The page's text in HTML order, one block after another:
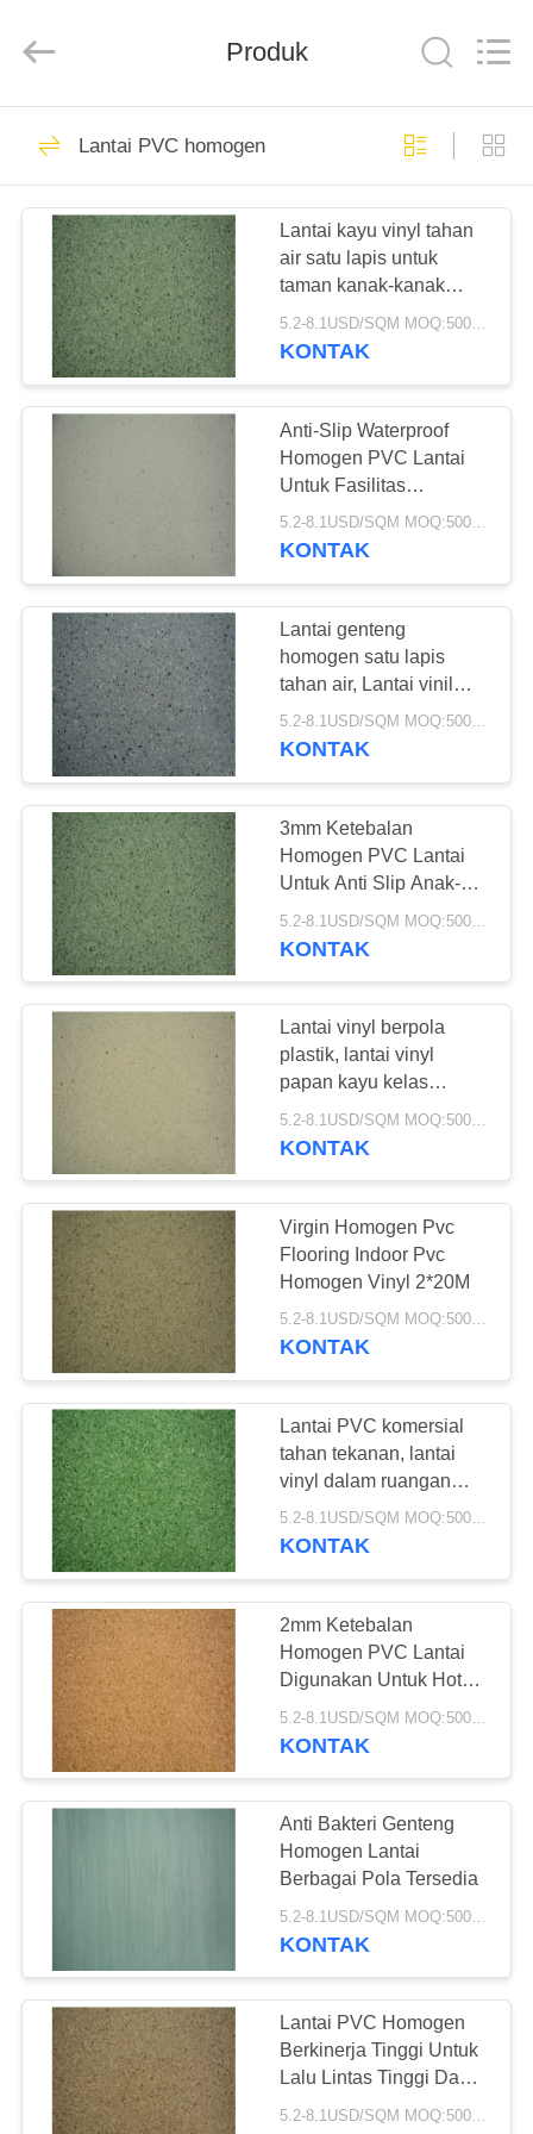
RUMAH
PRODUK
TAMPILAN
TENTANG
KITA
WISATA
PABRIK
KONTROL
KUALITAS
HUBUNGI
KAMI
BERITA
SEMUA
KASUS
QUOTE
REQUEST
SUATU
SITEMAP
KEBIJAKAN
PRIVASI
Rights
by
Lantai PVC
Fleksibel
Lantai ubin vinil
mewah
18
Lantai PVC
homogen
lantai pvc rumah
sakit
20
Lantai PVC Anti-
statis
Lembar PVC anti-
statis
15
Lantai Vinyl Kering
49
Lantai Vinyl Self
Adhesive
51
Produk
Lantai PVC homogen
Lantai kayu vinyl tahan
air satu lapis untuk
taman kanak-kanak
Ketebalan 2mm
5.2-8.1USD/SQM MOQ:500SQM
KONTAK
Anti-Slip Waterproof
Homogen PVC Lantai
Untuk Fasilitas
Perawatan Kesehatan
5.2-8.1USD/SQM MOQ:500SQM
KONTAK
Lantai genteng
homogen satu lapis
tahan air, Lantai vinil
komersial
5.2-8.1USD/SQM MOQ:500SQM
KONTAK
3mm Ketebalan
Homogen PVC Lantai
Untuk Anti Slip Anak-
anak Play Area
KONTAK
Lantai vinyl berpola
plastik, lantai vinyl
papan kayu kelas
komersial
5.2-8.1USD/SQM MOQ:500SQM
KONTAK
Virgin Homogen Pvc
Flooring Indoor Pvc
Homogen Vinyl 2*20M
5.2-8.1USD/SQM MOQ:500SQM
KONTAK
Lantai PVC komersial
tahan tekanan, lantai
vinyl dalam ruangan
ketahanan tinggi
5.2-8.1USD/SQM MOQ:500SQM
KONTAK
2mm Ketebalan
Homogen PVC Lantai
Digunakan Untuk Hotel /
Perpustakaan / Sekolah
KONTAK
Anti Bakteri Genteng
Homogen Lantai
Berbagai Pola Tersedia
5.2-8.1USD/SQM MOQ:500SQM
KONTAK
Lantai PVC Homogen
Berkinerja Tinggi Untuk
Lalu Lintas Tinggi Dan
Daerah Industri
5.2-8.1USD/SQM MOQ:500SQM